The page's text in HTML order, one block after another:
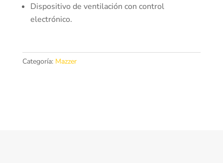
Dispositivo de ventilación con control
electrónico.
Categoría: Mazzer